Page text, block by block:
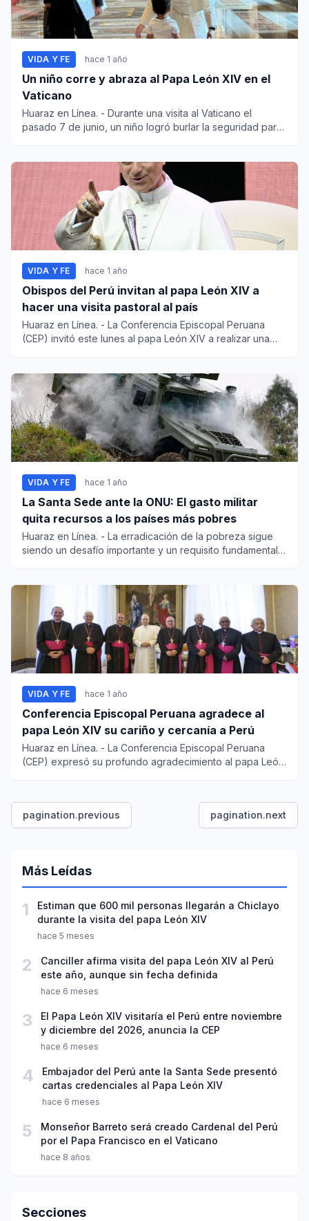
VIDA Y FE hace 1 año
Un niño corre y abraza al Papa León XIV en el
Vaticano
Huaraz en Línea. - Durante una visita al Vaticano el
pasado 7 de junio, un niño logró burlar la seguridad para
VIDA Y FE hace 1 año
Obispos del Perú invitan al papa León XIV a
hacer una visita pastoral al país
Huaraz en Línea. - La Conferencia Episcopal Peruana
(CEP) invitó este lunes al papa León XIV a realizar una
VIDA Y FE hace 1 año
La Santa Sede ante la ONU: El gasto militar
quita recursos a los países más pobres
Huaraz en Línea. - La erradicación de la pobreza sigue
siendo un desafío importante y un requisito fundamental
VIDA Y FE hace 1 año
Conferencia Episcopal Peruana agradece al
papa León XIV su cariño y cercanía a Perú
Huaraz en Línea. - La Conferencia Episcopal Peruana
(CEP) expresó su profundo agradecimiento al papa León
pagination.previous pagination.next
Más Leídas
1
Estiman que 600 mil personas llegarán a Chiclayo
durante la visita del papa León XIV
hace 5 meses
2
Canciller afirma visita del papa León XIV al Perú
este año, aunque sin fecha definida
hace 6 meses
3
El Papa León XIV visitaría el Perú entre noviembre
y diciembre del 2026, anuncia la CEP
hace 6 meses
4
Embajador del Perú ante la Santa Sede presentó
cartas credenciales al Papa León XIV
hace 6 meses
5
Monseñor Barreto será creado Cardenal del Perú
por el Papa Francisco en el Vaticano
hace 8 años
Secciones